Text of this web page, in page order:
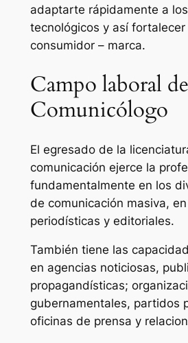
adaptarte rápidamente a
tecnológicos y así fortalecer
consumidor – marca.
Campo laboral
Comunicólogo
El egresado de la
comunicación ejerce la
fundamentalmente en los
de comunicación masiva,
periodísticas y editoriales.
También tiene las
en agencias noticiosas,
propagandísticas;
gubernamentales, partidos
oficinas de prensa y